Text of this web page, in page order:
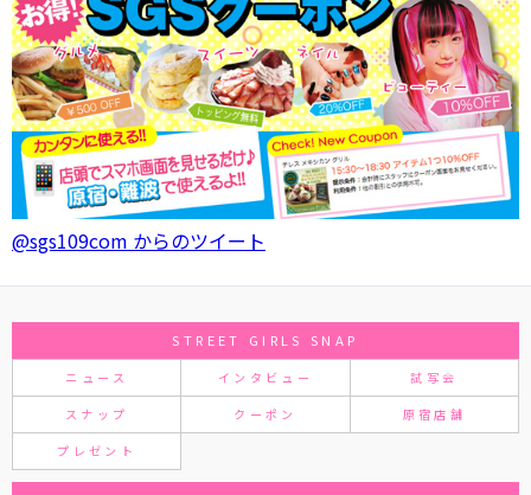
@sgs109com からのツイート
STREET GIRLS SNAP
ニュース インタビュー 試写会
スナップ クーポン 原宿店舗
プレゼント